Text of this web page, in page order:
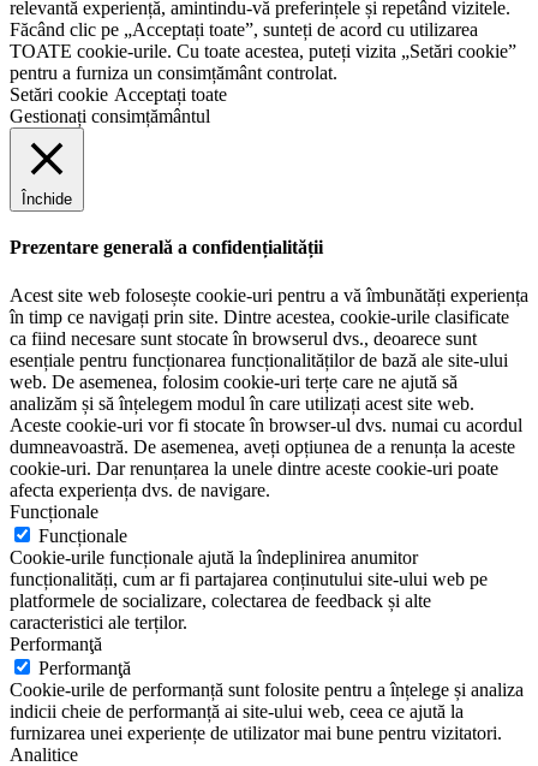
relevantă experiență, amintindu-vă preferințele și repetând vizitele.
Făcând clic pe „Acceptați toate”, sunteți de acord cu utilizarea
TOATE cookie-urile. Cu toate acestea, puteți vizita „Setări cookie”
pentru a furniza un consimțământ controlat.
Setări cookie Acceptați toate
Gestionați consimțământul
Închide
Prezentare generală a confidențialității
Acest site web folosește cookie-uri pentru a vă îmbunătăți experiența
în timp ce navigați prin site. Dintre acestea, cookie-urile clasificate
ca fiind necesare sunt stocate în browserul dvs., deoarece sunt
esențiale pentru funcționarea funcționalităților de bază ale site-ului
web. De asemenea, folosim cookie-uri terțe care ne ajută să
analizăm și să înțelegem modul în care utilizați acest site web.
Aceste cookie-uri vor fi stocate în browser-ul dvs. numai cu acordul
dumneavoastră. De asemenea, aveți opțiunea de a renunța la aceste
cookie-uri. Dar renunțarea la unele dintre aceste cookie-uri poate
afecta experiența dvs. de navigare.
Funcționale
Funcționale
Cookie-urile funcționale ajută la îndeplinirea anumitor
funcționalități, cum ar fi partajarea conținutului site-ului web pe
platformele de socializare, colectarea de feedback și alte
caracteristici ale terților.
Performanţă
Performanţă
Cookie-urile de performanță sunt folosite pentru a înțelege și analiza
indicii cheie de performanță ai site-ului web, ceea ce ajută la
furnizarea unei experiențe de utilizator mai bune pentru vizitatori.
Analitice